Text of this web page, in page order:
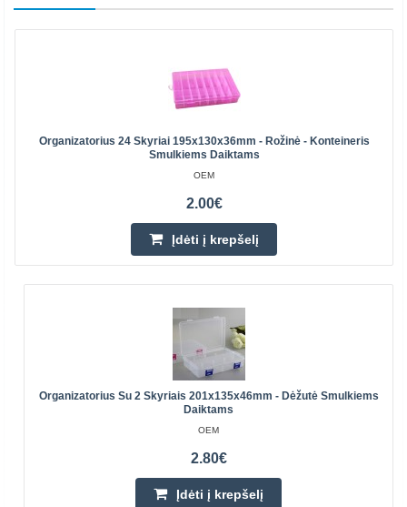
Organizatorius 24 Skyriai 195x130x36mm - Rožinė - Konteineris
Smulkiems Daiktams
OEM
2.00€
Įdėti į krepšelį
Organizatorius Su 2 Skyriais 201x135x46mm - Dėžutė Smulkiems
Daiktams
OEM
2.80€
Įdėti į krepšelį